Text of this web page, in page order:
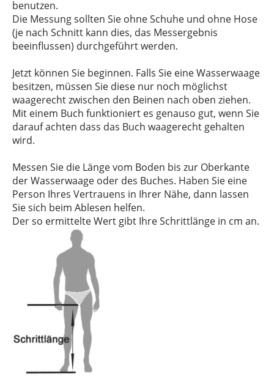
benutzen.
Die Messung sollten Sie ohne Schuhe und ohne Hose
(je nach Schnitt kann dies, das Messergebnis
beeinflussen) durchgeführt werden.
Jetzt können Sie beginnen. Falls Sie eine Wasserwaage
besitzen, müssen Sie diese nur noch möglichst
waagerecht zwischen den Beinen nach oben ziehen.
Mit einem Buch funktioniert es genauso gut, wenn Sie
darauf achten dass das Buch waagerecht gehalten
wird.
Messen Sie die Länge vom Boden bis zur Oberkante
der Wasserwaage oder des Buches. Haben Sie eine
Person Ihres Vertrauens in Ihrer Nähe, dann lassen
Sie sich beim Ablesen helfen.
Der so ermittelte Wert gibt Ihre Schrittlänge in cm an.